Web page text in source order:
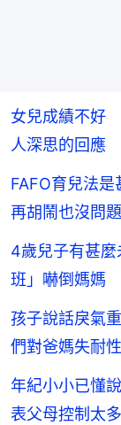
女兒成績不好
人深思的回應
FAFO育兒法
再胡鬧也沒問題
4歲兒子有甚麼
班」嚇倒媽媽
孩子說話戾氣
們對爸媽失耐性
年紀小小已懂
表父母控制太多